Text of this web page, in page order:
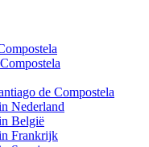
de Compostela
Nederland
België
Frankrijk